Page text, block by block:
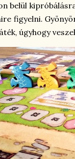
belül
figyelni.
úgyhogy